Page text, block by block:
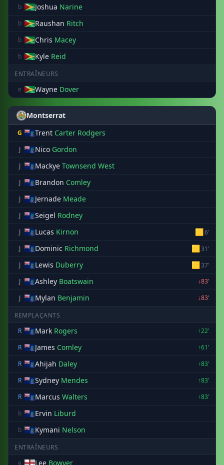
b
Joshua Narine
b Raushan Ritch
b Chris Macey
b Kyle Reid
ENTRAÎNEURS
e
Wayne Dover
Montserrat
G Trent Carter Rodgers
J Nico Gordon
J Mackye Townsend West
J Brandon Comley
J Jernade Meade
J Seigel Rodney
J Lucas Kirnon 🟨6'
J
Dominic Richmond 🟨31'
J
Lewis Duberry 🟨37'
J
Ashley Boatswain
↓83'
J
Mylan Benjamin ↓83'
REMPLAÇANTS
R
Mark Rogers
↑22'
R
James Comley
↑61'
R
Ahijah Daley
↑83'
R
Sydney Mendes
↑83'
R
Marcus Walters
↑83'
b
Ervin Liburd
b Kymani Nelson
ENTRAÎNEURS
e
Lee Bowyer